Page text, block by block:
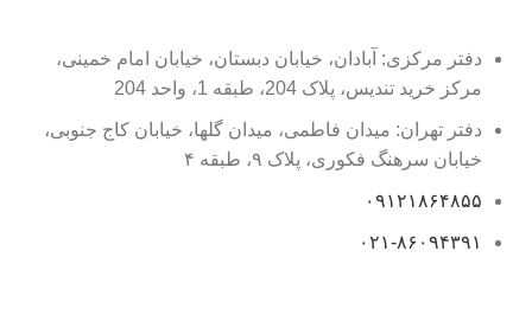
دفتر مرکزی: آبادان، خیابان دبستان، خیابان امام خمینی،
مرکز خرید تندیس، پلاک 204، طبقه 1، واحد 204
دفتر تهران: میدان فاطمی، میدان گلها، خیابان کاج جنوبی،
خیابان سرهنگ فکوری، پلاک ۹، طبقه ۴
۰۹۱۲۱۸۶۴۸۵۵
۰۲۱-۸۶۰۹۴۳۹۱